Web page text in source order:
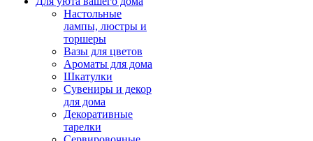
Настольные
лампы, люстры и
торшеры
Вазы для цветов
Ароматы для дома
Шкатулки
Сувениры и декор
для дома
Декоративные
тарелки